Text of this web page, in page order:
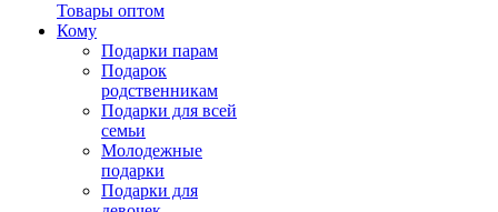
Товары оптом
Кому
Подарки парам
Подарок
родственникам
Подарки для всей
семьи
Молодежные
подарки
Подарки для